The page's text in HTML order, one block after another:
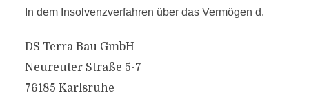
In dem Insolvenzverfahren über das Vermögen d.
DS Terra Bau GmbH
Neureuter Straße 5-7
76185 Karlsruhe